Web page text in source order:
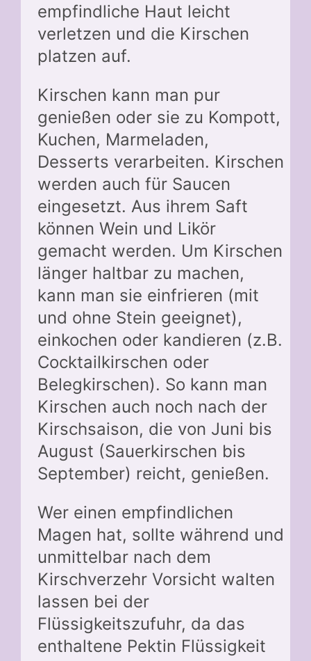
empfindliche Haut leicht
verletzen und die Kirschen
platzen auf.
Kirschen kann man pur
genießen oder sie zu Kompott,
Kuchen, Marmeladen,
Desserts verarbeiten. Kirschen
werden auch für Saucen
eingesetzt. Aus ihrem Saft
können Wein und Likör
gemacht werden. Um Kirschen
länger haltbar zu machen,
kann man sie einfrieren (mit
und ohne Stein geeignet),
einkochen oder kandieren (z.B.
Cocktailkirschen oder
Belegkirschen). So kann man
Kirschen auch noch nach der
Kirschsaison, die von Juni bis
August (Sauerkirschen bis
September) reicht, genießen.
Wer einen empfindlichen
Magen hat, sollte während und
unmittelbar nach dem
Kirschverzehr Vorsicht walten
lassen bei der
Flüssigkeitszufuhr, da das
enthaltene Pektin Flüssigkeit